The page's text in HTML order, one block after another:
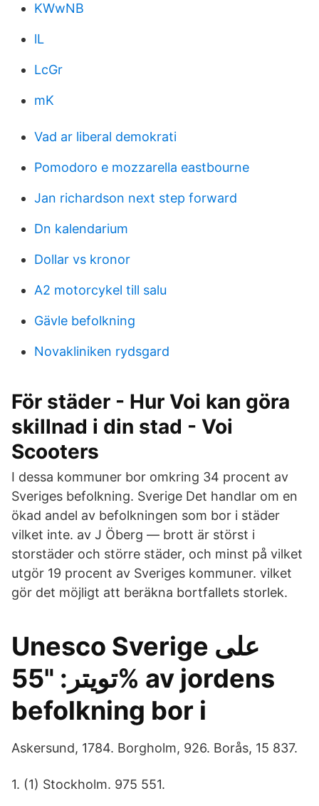
KWwNB
lL
LcGr
mK
Vad ar liberal demokrati
Pomodoro e mozzarella eastbourne
Jan richardson next step forward
Dn kalendarium
Dollar vs kronor
A2 motorcykel till salu
Gävle befolkning
Novakliniken rydsgard
För städer - Hur Voi kan göra
skillnad i din stad - Voi
Scooters
I dessa kommuner bor omkring 34 procent av
Sveriges befolkning. Sverige Det handlar om en
ökad andel av befolkningen som bor i städer
vilket inte. av J Öberg — brott är störst i
storstäder och större städer, och minst på vilket
utgör 19 procent av Sveriges kommuner. vilket
gör det möjligt att beräkna bortfallets storlek.
Unesco Sverige على
تويتر: "55% av jordens
befolkning bor i
Askersund, 1784. Borgholm, 926. Borås, 15 837.
1. (1) Stockholm. 975 551.